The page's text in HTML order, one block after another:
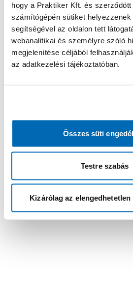
hogy a Praktiker Kft. és szerződött
számítógépén sütiket helyezzenek
segítségével az oldalon tett
webanalitikai és személyre szóló
megjelenítése céljából
az adatkezelési tájékoztatóban.
Összes süti
Testre szabás
Kizárólag az